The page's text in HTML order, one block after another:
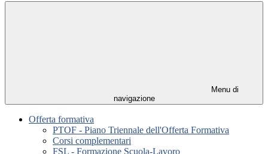
Menu di
navigazione
Offerta formativa
PTOF - Piano Triennale dell'Offerta Formativa
Corsi complementari
FSL - Formazione Scuola-Lavoro